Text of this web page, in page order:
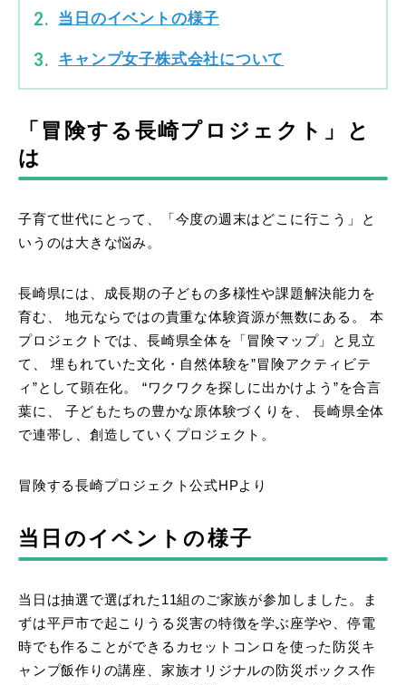
当日のイベントの様子
キャンプ女子株式会社について
「冒険する長崎プロジェクト」と
は
子育て世代にとって、「今度の週末はどこに行こう」と
いうのは大きな悩み。
長崎県には、成長期の子どもの多様性や課題解決能力を
育む、 地元ならではの貴重な体験資源が無数にある。 本
プロジェクトでは、長崎県全体を「冒険マップ」と見立
て、 埋もれていた文化・自然体験を”冒険アクティビテ
ィ”として顕在化。 “ワクワクを探しに出かけよう”を合言
葉に、 子どもたちの豊かな原体験づくりを、 長崎県全体
で連帯し、創造していくプロジェクト。
冒険する長崎プロジェクト公式HPより
当日のイベントの様子
当日は抽選で選ばれた11組のご家族が参加しました。ま
ずは平戸市で起こりうる災害の特徴を学ぶ座学や、停電
時でも作ることができるカセットコンロを使った防災キ
ャンプ飯作りの講座、家族オリジナルの防災ボックス作